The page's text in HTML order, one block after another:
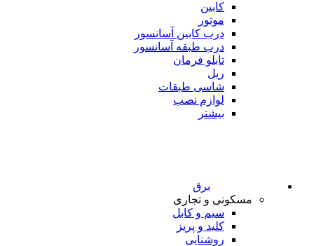
کابین
موتور
درب کابین آسانسور
درب طبقه آسانسور
تابلو فرمان
ریل
شاسی طبقات
لوازم نصب
بیشتر
برق
مسکونی و تجاری
سیم و کابل
کلید و پریز
روشنایی